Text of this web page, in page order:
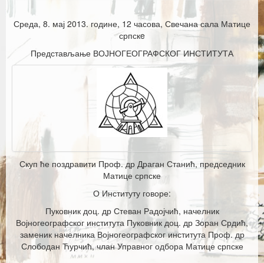
Гласник Матице српске
Е–издања
Вести
Среда, 8. мај 2013. године, 12 часова, Свечана сала Матице
српскe
Представљање ВОЈНОГЕОГРАФСКОГ ИНСТИТУТА
Скуп ће поздравити Проф. др Драган Станић, председник
Матице српске
О Институту говоре:
Пуковник доц. др Стеван Радојчић, начелник
Војногеографског института Пуковник доц. др Зоран Срдић,
заменик начелника Војногеографског института Проф. др
Слободан Ћурчић, члан Управног одбора Матице српске